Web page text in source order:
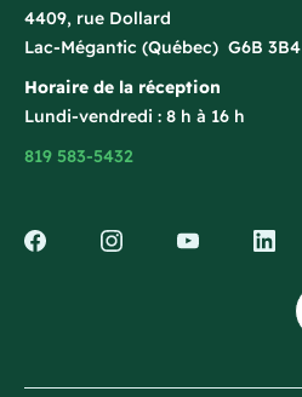
4409, rue Dollard
Lac-Mégantic (Québec) G6B 3B4
Horaire de la réception
Lundi-vendredi : 8 h à 16 h
819 583-5432